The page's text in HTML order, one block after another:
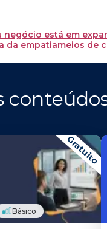
negócio está em
da empatiameios de
Gratuito
Básico